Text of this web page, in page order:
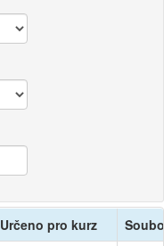
Určeno pro kurz